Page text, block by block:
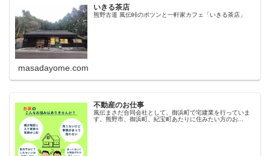
いきる茶店
熊野古道 風伝峠のポツンと一軒家カフェ「いきる茶店」
masadayome.com
不動産のお仕事
風伝まさだ合同会社として、御浜町で宅建業を行っていま
す。熊野市、御浜町、紀宝町あたりに住みたい方のお...